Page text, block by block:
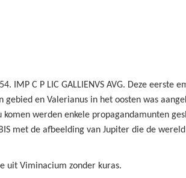
IMP C P LIC GALLIENVS AVG. Deze eerste
en Valerianus in het oosten was
werden enkele propagandamunten
met de afbeelding van Jupiter die de
uit Viminacium zonder kuras.